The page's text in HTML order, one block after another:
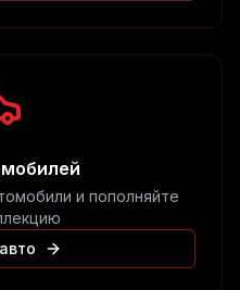
и пополняйте